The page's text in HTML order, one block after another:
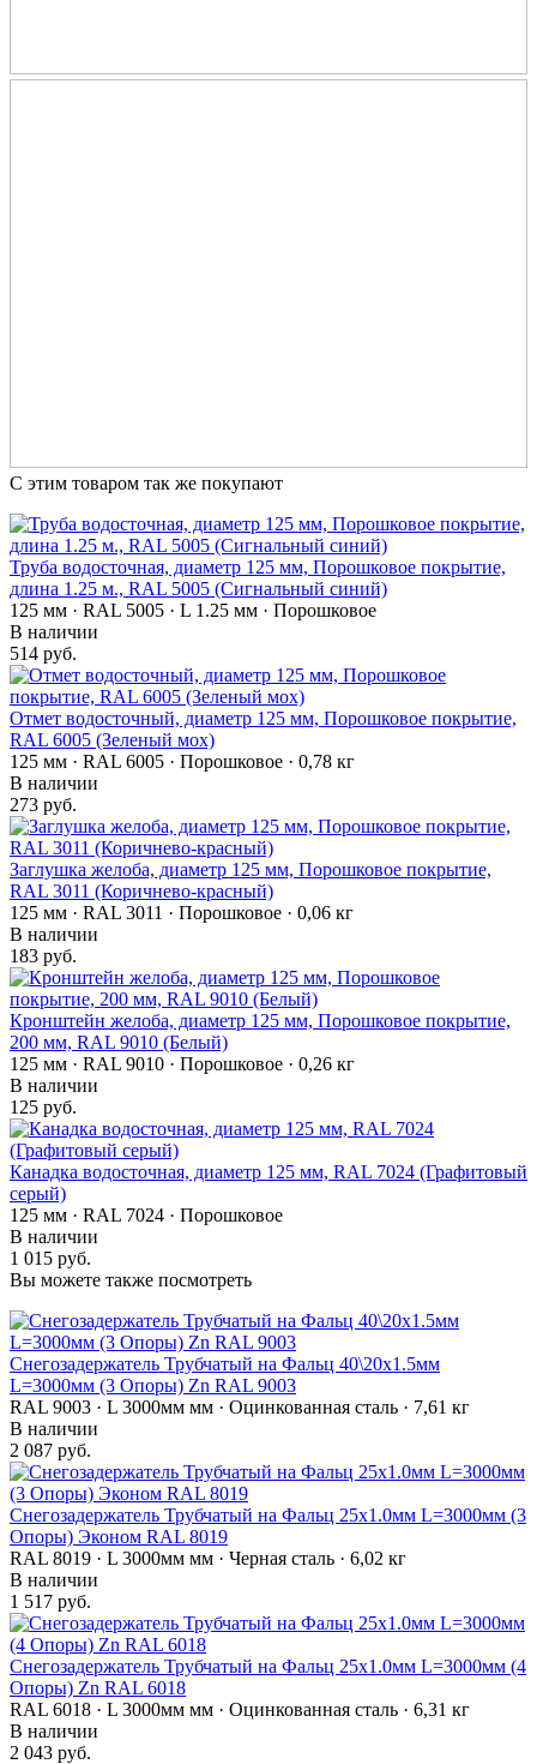
С этим товаром так же покупают
Труба водосточная, диаметр 125 мм, Порошковое покрытие,
длина 1.25 м., RAL 5005 (Сигнальный синий)
125 мм · RAL 5005 · L 1.25 мм · Порошковое
В наличии
514 руб.
Отмет водосточный, диаметр 125 мм, Порошковое покрытие,
RAL 6005 (Зеленый мох)
125 мм · RAL 6005 · Порошковое · 0,78 кг
В наличии
273 руб.
Заглушка желоба, диаметр 125 мм, Порошковое покрытие,
RAL 3011 (Коричнево-красный)
125 мм · RAL 3011 · Порошковое · 0,06 кг
В наличии
183 руб.
Кронштейн желоба, диаметр 125 мм, Порошковое покрытие,
200 мм, RAL 9010 (Белый)
125 мм · RAL 9010 · Порошковое · 0,26 кг
В наличии
125 руб.
Канадка водосточная, диаметр 125 мм, RAL 7024 (Графитовый
серый)
125 мм · RAL 7024 · Порошковое
В наличии
1 015 руб.
Вы можете также посмотреть
Снегозадержатель Трубчатый на Фальц 40\20х1.5мм
L=3000мм (3 Опоры) Zn RAL 9003
RAL 9003 · L 3000мм мм · Оцинкованная сталь · 7,61 кг
В наличии
2 087 руб.
Снегозадержатель Трубчатый на Фальц 25х1.0мм L=3000мм (3
Опоры) Эконом RAL 8019
RAL 8019 · L 3000мм мм · Черная сталь · 6,02 кг
В наличии
1 517 руб.
Снегозадержатель Трубчатый на Фальц 25х1.0мм L=3000мм (4
Опоры) Zn RAL 6018
RAL 6018 · L 3000мм мм · Оцинкованная сталь · 6,31 кг
В наличии
2 043 руб.